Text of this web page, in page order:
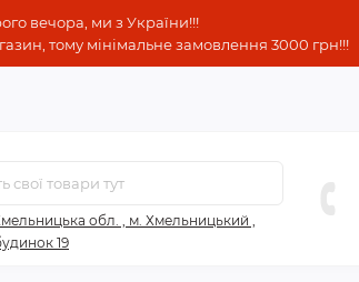
вечора, ми з України!!!
тому мінімальне замовлення 3000 грн!!!
обл. , м. Хмельницький ,
19